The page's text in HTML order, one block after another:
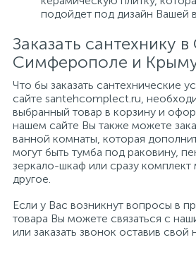
подойдет под дизайн Вашей
Заказать сантехнику
Симферополе и
Что бы заказать сантехнические
сайте santehcomplect.ru,
выбранный товар в корзину и
нашем сайте Вы также можете
ванной комнаты, которая
могут быть тумба под раковину,
зеркало-шкаф или сразу
другое.
Если у Вас возникнут вопросы в
товара Вы можете связаться с
или заказать звонок оставив